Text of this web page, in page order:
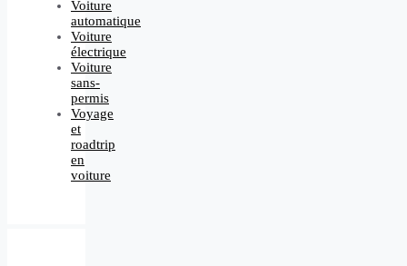
Voiture
automatique
Voiture
électrique
Voiture
sans-
permis
Voyage
et
roadtrip
en
voiture